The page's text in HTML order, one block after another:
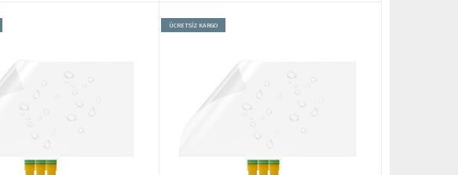
ÜCRETSİZ KARGO